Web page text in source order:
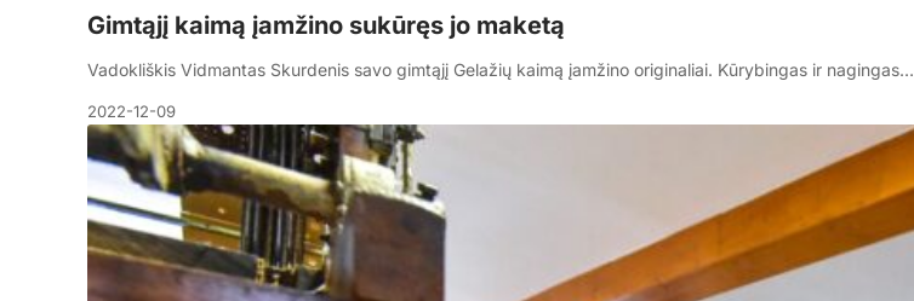
Gimtąjį kaimą įamžino sukūręs jo maketą
Vadokliškis Vidmantas Skurdenis savo gimtąjį Gelažių kaimą įamžino originaliai. Kūrybingas ir nagingas…
2022-12-09